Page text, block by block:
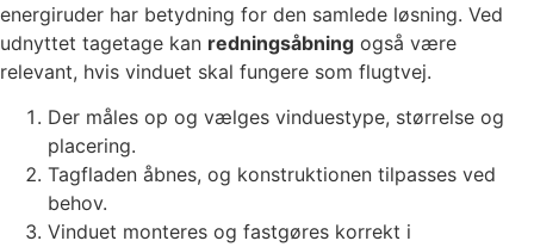
energiruder har betydning for den samlede løsning. Ved
udnyttet tagetage kan redningsåbning også være
relevant, hvis vinduet skal fungere som flugtvej.
Der måles op og vælges vinduestype, størrelse og
placering.
Tagfladen åbnes, og konstruktionen tilpasses ved
behov.
Vinduet monteres og fastgøres korrekt i